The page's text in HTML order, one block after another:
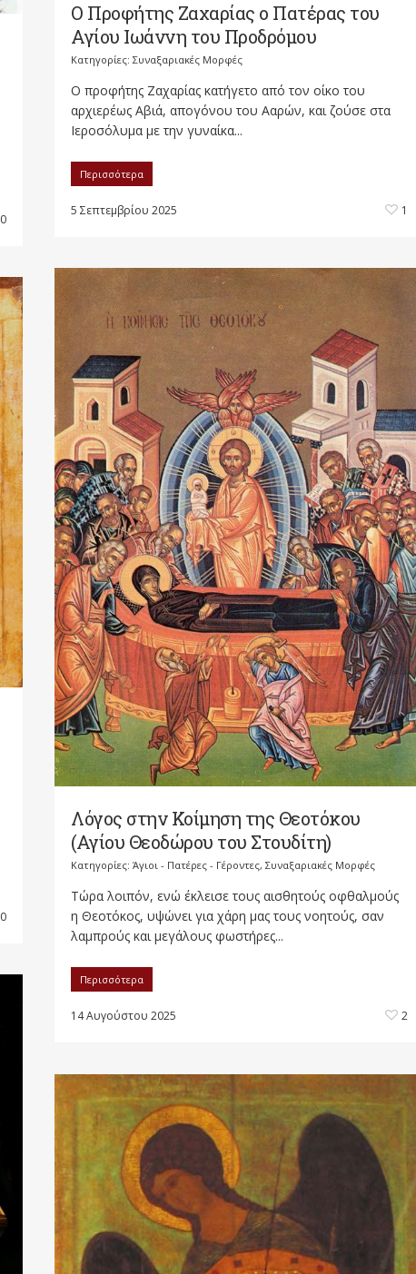
0
Ο Προφήτης Ζαχαρίας ο Πατέρας του
Αγίου Ιωάννη του Προδρόμου
Κατηγορίες: Συναξαριακές Μορφές
Ο προφήτης Ζαχαρίας κατήγετο από τον οίκο του
αρχιερέως Αβιά, απογόνου του Ααρών, και ζούσε στα
Ιεροσόλυμα με την γυναίκα...
Περισσότερα
5 Σεπτεμβρίου 2025 1
Λόγος στην Κοίμηση της Θεοτόκου
(Αγίου Θεοδώρου του Στουδίτη)
Κατηγορίες: Άγιοι - Πατέρες - Γέροντες, Συναξαριακές Μορφές
Τώρα λοιπόν, ενώ έκλεισε τους αισθητούς οφθαλμούς
η Θεοτόκος, υψώνει για χάρη μας τους νοητούς, σαν
λαμπρούς και μεγάλους φωστήρες...
Περισσότερα
14 Αυγούστου 2025 2
0